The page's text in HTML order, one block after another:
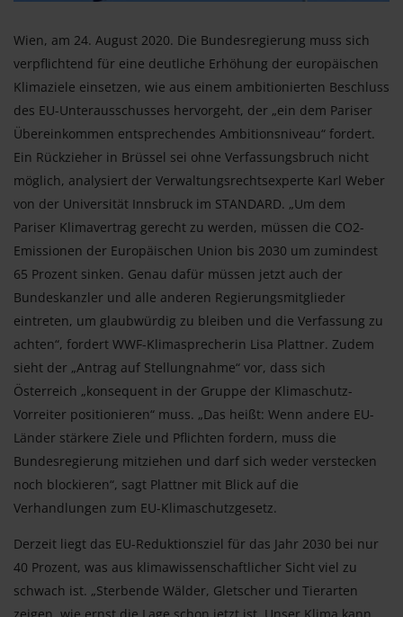
Wien, am 24. August 2020. Die Bundesregierung muss sich
verpflichtend für eine deutliche Erhöhung der europäischen
Klimaziele einsetzen, wie aus einem ambitionierten Beschluss
des EU-Unterausschusses hervorgeht, der „ein dem Pariser
Übereinkommen entsprechendes Ambitionsniveau“ fordert.
Ein Rückzieher in Brüssel sei ohne Verfassungsbruch nicht
möglich, analysiert der Verwaltungsrechtsexperte Karl Weber
von der Universität Innsbruck im STANDARD. „Um dem
Pariser Klimavertrag gerecht zu werden, müssen die CO2-
Emissionen der Europäischen Union bis 2030 um zumindest
65 Prozent sinken. Genau dafür müssen jetzt auch der
Bundeskanzler und alle anderen Regierungsmitglieder
eintreten, um glaubwürdig zu bleiben und die Verfassung zu
achten“, fordert WWF-Klimasprecherin Lisa Plattner. Zudem
sieht der „Antrag auf Stellungnahme“ vor, dass sich
Österreich „konsequent in der Gruppe der Klimaschutz-
Vorreiter positionieren“ muss. „Das heißt: Wenn andere EU-
Länder stärkere Ziele und Pflichten fordern, muss die
Bundesregierung mitziehen und darf sich weder verstecken
noch blockieren“, sagt Plattner mit Blick auf die
Verhandlungen zum EU-Klimaschutzgesetz.
Derzeit liegt das EU-Reduktionsziel für das Jahr 2030 bei nur
40 Prozent, was aus klimawissenschaftlicher Sicht viel zu
schwach ist. „Sterbende Wälder, Gletscher und Tierarten